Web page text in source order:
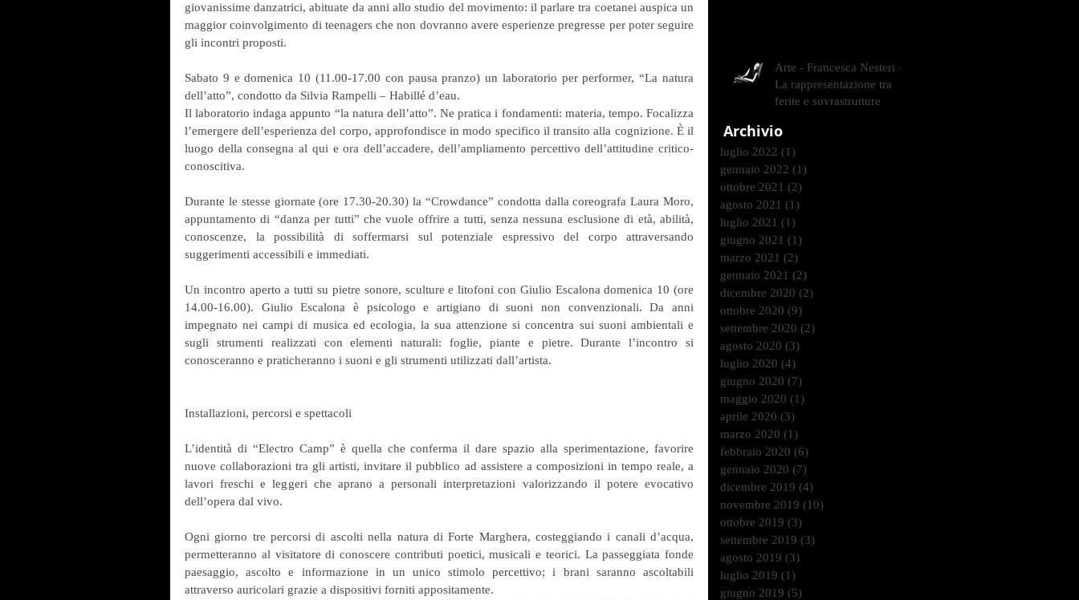
giovanissime danzatrici, abituate da anni allo studio del movimento: il parlare tra coetanei auspica un
maggior coinvolgimento di teenagers che non dovranno avere esperienze pregresse per poter seguire
gli incontri proposti.
Sabato 9 e domenica 10 (11.00-17.00 con pausa pranzo) un laboratorio per performer, “La natura
dell’atto”, condotto da Silvia Rampelli – Habillé d’eau.
Il laboratorio indaga appunto “la natura dell’atto”. Ne pratica i fondamenti: materia, tempo. Focalizza
l’emergere dell’esperienza del corpo, approfondisce in modo specifico il transito alla cognizione. È il
luogo della consegna al qui e ora dell’accadere, dell’ampliamento percettivo dell’attitudine critico-
conoscitiva.
Durante le stesse giornate (ore 17.30-20.30) la “Crowdance” condotta dalla coreografa Laura Moro,
appuntamento di “danza per tutti” che vuole offrire a tutti, senza nessuna esclusione di età, abilità,
conoscenze, la possibilità di soffermarsi sul potenziale espressivo del corpo attraversando
suggerimenti accessibili e immediati.
Un incontro aperto a tutti su pietre sonore, sculture e litofoni con Giulio Escalona domenica 10 (ore
14.00-16.00). Giulio Escalona è psicologo e artigiano di suoni non convenzionali. Da anni
impegnato nei campi di musica ed ecologia, la sua attenzione si concentra sui suoni ambientali e
sugli strumenti realizzati con elementi naturali: foglie, piante e pietre. Durante l’incontro si
conosceranno e praticheranno i suoni e gli strumenti utilizzati dall’artista.
Installazioni, percorsi e spettacoli
L’identità di “Electro Camp” è quella che conferma il dare spazio alla sperimentazione, favorire
nuove collaborazioni tra gli artisti, invitare il pubblico ad assistere a composizioni in tempo reale, a
lavori freschi e leggeri che aprano a personali interpretazioni valorizzando il potere evocativo
dell’opera dal vivo.
Ogni giorno tre percorsi di ascolti nella natura di Forte Marghera, costeggiando i canali d’acqua,
permetteranno al visitatore di conoscere contributi poetici, musicali e teorici. La passeggiata fonde
paesaggio, ascolto e informazione in un unico stimolo percettivo; i brani saranno ascoltabili
attraverso auricolari grazie a dispositivi forniti appositamente.
Arte - Francesca Nesteri -
La rappresentazione tra
ferite e sovrastrutture
Archivio
luglio 2022 (1)
gennaio 2022 (1)
ottobre 2021 (2)
agosto 2021 (1)
luglio 2021 (1)
giugno 2021 (1)
marzo 2021 (2)
gennaio 2021 (2)
dicembre 2020 (2)
ottobre 2020 (9)
settembre 2020 (2)
agosto 2020 (3)
luglio 2020 (4)
giugno 2020 (7)
maggio 2020 (1)
aprile 2020 (3)
marzo 2020 (1)
febbraio 2020 (6)
gennaio 2020 (7)
dicembre 2019 (4)
novembre 2019 (10)
ottobre 2019 (3)
settembre 2019 (3)
agosto 2019 (3)
luglio 2019 (1)
giugno 2019 (5)